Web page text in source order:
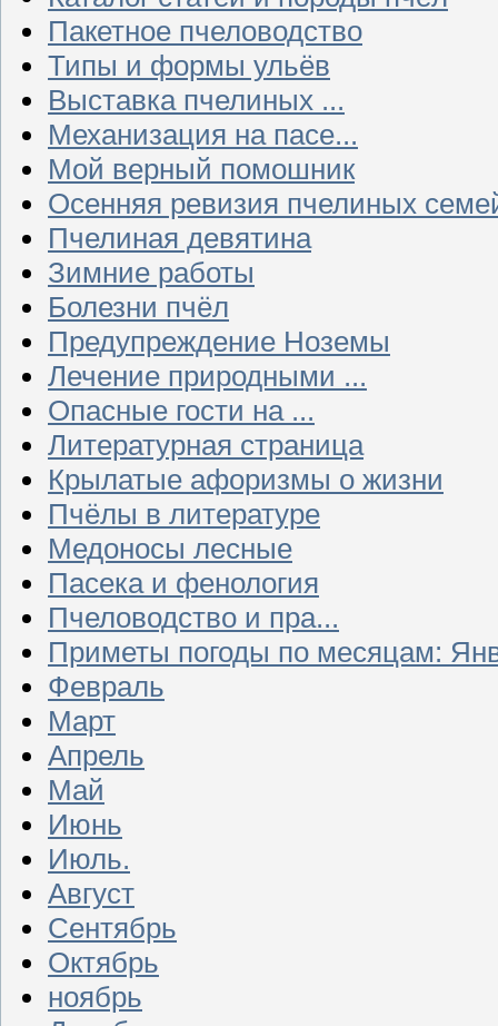
Пакетное пчеловодство
Типы и формы ульёв
Выставка пчелиных ...
Механизация на пасе...
Мой верный помошник
Осенняя ревизия пчелиных
Пчелиная девятина
Зимние работы
Болезни пчёл
Предупреждение Ноземы
Лечение природными ...
Опасные гости на ...
Литературная страница
Крылатые афоризмы о жизни
Пчёлы в литературе
Медоносы лесные
Пасека и фенология
Пчеловодство и пра...
Приметы погоды по месяцам:
Февраль
Март
Апрель
Май
Июнь
Июль.
Август
Сентябрь
Октябрь
ноябрь